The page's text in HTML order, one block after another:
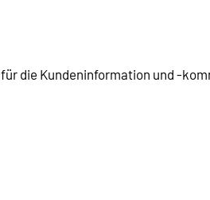
die Kundeninformation und -